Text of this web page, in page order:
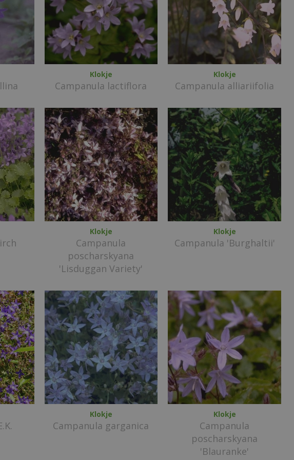
Klokje
Campanula lactiflora
Klokje
Campanula alliariifolia
Klokje
Campanula
poscharskyana
'Lisduggan Variety'
Klokje
Campanula 'Burghaltii'
Klokje
Campanula garganica
Klokje
Campanula
poscharskyana
'Blauranke'